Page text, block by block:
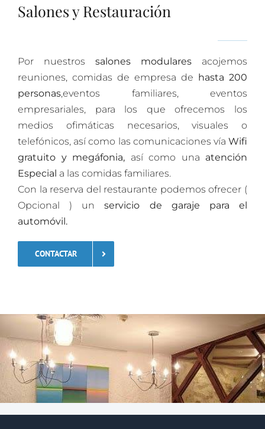
Salones y Restauración
Por nuestros salones modulares acojemos
reuniones, comidas de empresa de hasta 200
personas,eventos familiares, eventos
empresariales, para los que ofrecemos los
medios ofimáticas necesarios, visuales o
telefónicos, así como las comunicaciones vía Wifi
gratuito y megáfonia, así como una atención
Especial a las comidas familiares.
Con la reserva del restaurante podemos ofrecer (
Opcional ) un servicio de garaje para el
automóvil.
CONTACTAR